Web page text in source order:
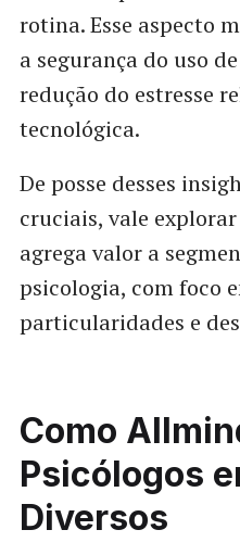
rotina. Esse aspecto
a segurança do uso
redução do estresse
tecnológica.
De posse desses
cruciais, vale
agrega valor a
psicologia, com foco
particularidades e
Como
Psicólogos
Diversos